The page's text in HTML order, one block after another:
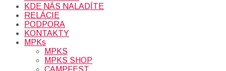
KDE NÁS NALADÍTE
RELÁCIE
PODPORA
KONTAKTY
MPKs
MPKS
MPKS SHOP
CAMPFEST